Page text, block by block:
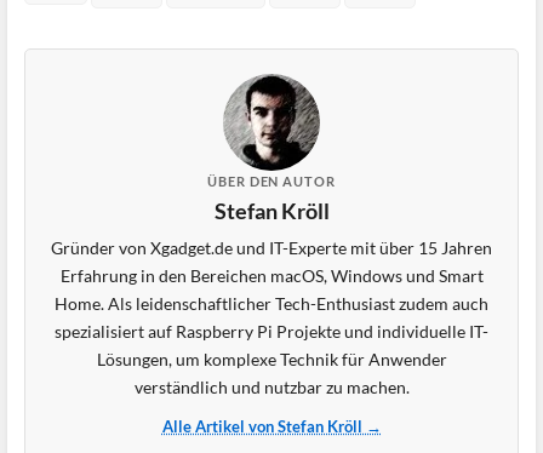
ÜBER DEN AUTOR
Stefan Kröll
Gründer von Xgadget.de und IT-Experte mit über 15 Jahren
Erfahrung in den Bereichen macOS, Windows und Smart
Home. Als leidenschaftlicher Tech-Enthusiast zudem auch
spezialisiert auf Raspberry Pi Projekte und individuelle IT-
Lösungen, um komplexe Technik für Anwender
verständlich und nutzbar zu machen.
Alle Artikel von Stefan Kröll →